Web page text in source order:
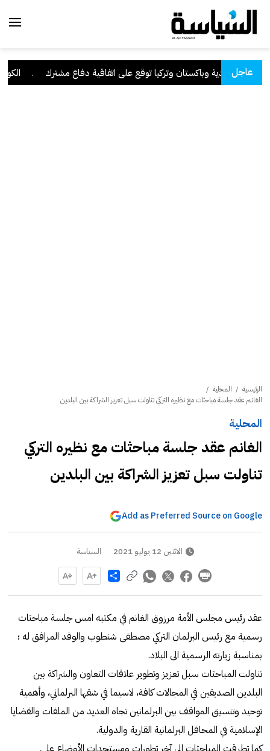
عاجل
السعودية وباكستان وتركيا توقع على اتفاقية دفاع مشترك
الرئيسية / المحلية /
الغانم عقد جلسة مباحثات مع نظيره التركي تناولت سبل تعزيز الشراكة بين البلدين
المحلية
الغانم عقد جلسة مباحثات مع نظيره التركي
تناولت سبل تعزيز الشراكة بين البلدين
Add as Preferred Source on Google
الاثنين 12 يوليو 2021 السياسة
Share
عقد رئيس مجلس الأمة مرزوق الغانم في مكتبه امس جلسة مباحثات
رسمية مع رئيس البرلمان التركي مصطفى شنطوب والوفد المرافق له ؛
بمناسبة زيارته الرسمية الى البلاد.
تناولت المباحثات سبل تعزيز وتطوير علاقات التعاون والشراكة بين
البلدين الصديقين في المجالات كافة، لاسيما في شقها البرلماني، وأهمية
توحيد وتنسيق المواقف بين البرلمانين تجاه العديد من الملفات والقضايا
الإسلامية في المحافل البرلمانية القارية والدولية.